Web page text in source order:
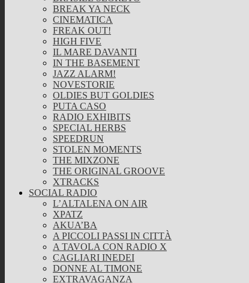
BREAK YA NECK
CINEMATICA
FREAK OUT!
HIGH FIVE
IL MARE DAVANTI
IN THE BASEMENT
JAZZ ALARM!
NOVESTORIE
OLDIES BUT GOLDIES
PUTA CASO
RADIO EXHIBITS
SPECIAL HERBS
SPEEDRUN
STOLEN MOMENTS
THE MIXZONE
THE ORIGINAL GROOVE
XTRACKS
SOCIAL RADIO
L’ALTALENA ON AIR
XPATZ
AKUA’BA
A PICCOLI PASSI IN CITTÀ
A TAVOLA CON RADIO X
CAGLIARI INEDEI
DONNE AL TIMONE
EXTRAVAGANZA